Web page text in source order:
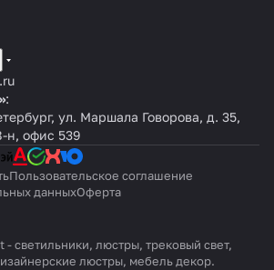
:
ул. Маршала Говорова, д. 35,
н, офис 539
Пользовательское соглашение
данныхОферта
светильники, люстры, трековый свет,
люстры, мебель декор.